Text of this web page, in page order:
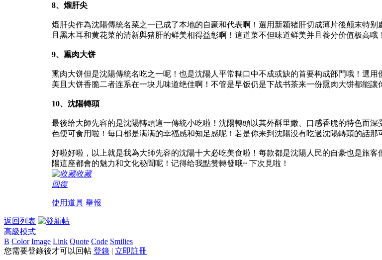
8、熘肝尖
熘肝尖作為沈陽傳統名菜之一已成了本地的自豪和代表啊！選用新颖猪肝切成薄片後颠末特
且黑木耳和黄花菜的清新與猪肝的鲜美相得益彰啊！這道菜不但味道鲜美并且養分价值极高
9、熏肉大饼
熏肉大饼但是沈陽傳統名吃之一呢！也是沈陽人平常糊口中不成或缺的首要构成部門哦！選
美且大饼香脆二者连系在一块儿味道绝佳啊！不管是早饭仍是下战书茶来一份熏肉大饼都能讓
10、沈陽轉頭
最後给大師先容的是沈陽轉頭這一傳統小吃啦！沈陽轉頭以其外酥里嫩、口感香脆的特色而
色便可食用啦！每口都是满满的幸福感和知足感呢！若是你来到沈陽没有吃過沈陽轉頭的話那
好啦好啦，以上就是我為大師先容的沈陽十大必吃美食啦！每款都是沈陽人民的自豪也是旅
陽這座都會的魅力和文化秘聞呢！记得给我點赞轉發哦~ 下次見啦！
收藏
回復
使用道具 舉報
返回列表
高級模式
B Color Image Link Quote Code Smilies
您需要登錄後才可以回帖 登錄 | 立即註冊